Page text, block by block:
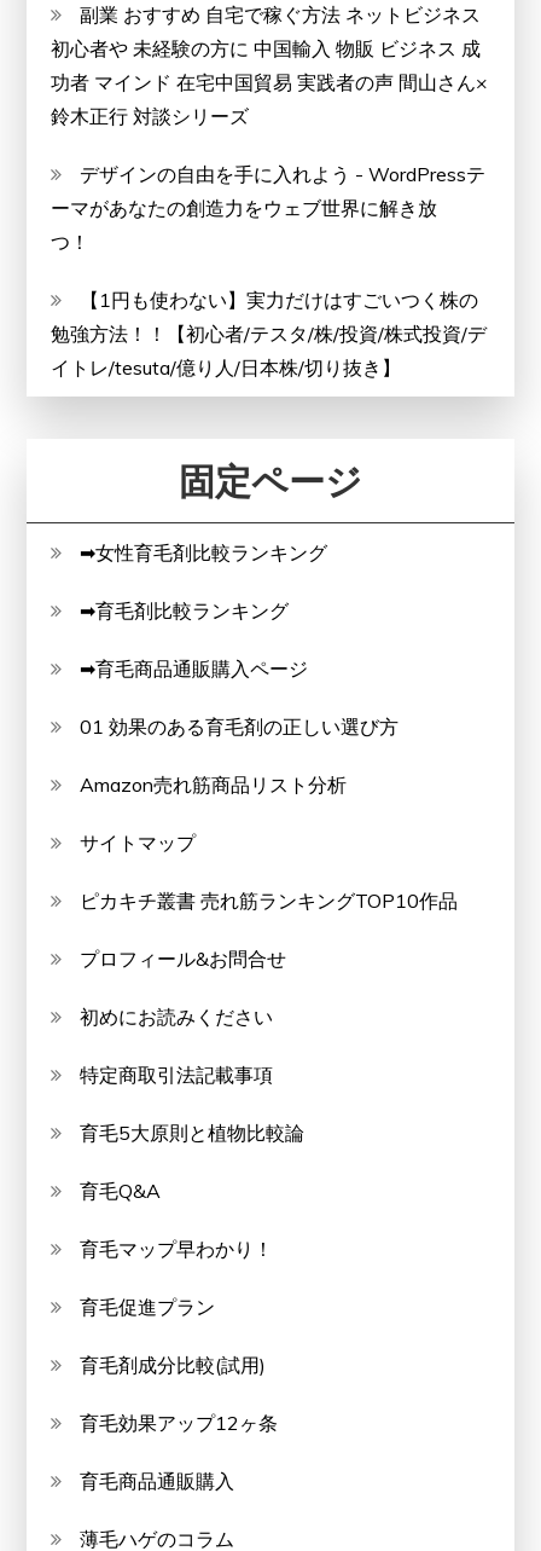
副業 おすすめ 自宅で稼ぐ方法 ネットビジネス
初心者や 未経験の方に 中国輸入 物販 ビジネス 成
功者 マインド 在宅中国貿易 実践者の声 間山さん×
鈴木正行 対談シリーズ
デザインの自由を手に入れよう - WordPressテ
ーマがあなたの創造力をウェブ世界に解き放
つ！
【1円も使わない】実力だけはすごいつく株の
勉強方法！！【初心者/テスタ/株/投資/株式投資/デ
イトレ/tesuta/億り人/日本株/切り抜き】
固定ページ
➡女性育毛剤比較ランキング
➡育毛剤比較ランキング
➡育毛商品通販購入ページ
01 効果のある育毛剤の正しい選び方
Amazon売れ筋商品リスト分析
サイトマップ
ピカキチ叢書 売れ筋ランキングTOP10作品
プロフィール&お問合せ
初めにお読みください
特定商取引法記載事項
育毛5大原則と植物比較論
育毛Q&A
育毛マップ早わかり！
育毛促進プラン
育毛剤成分比較(試用)
育毛効果アップ12ヶ条
育毛商品通販購入
薄毛ハゲのコラム